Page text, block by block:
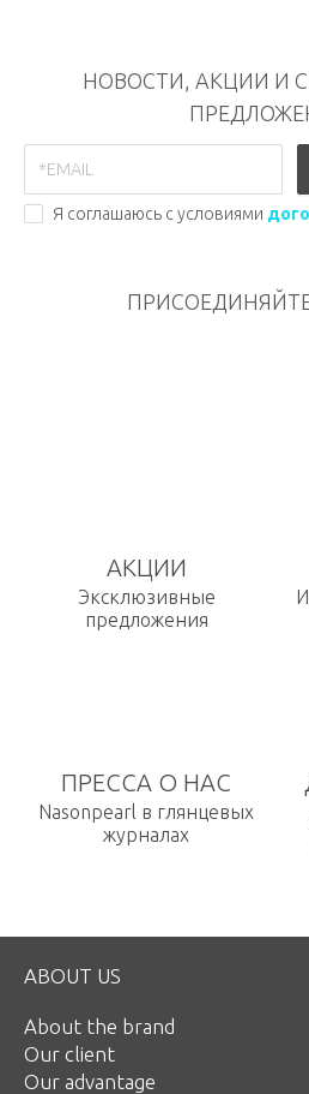
НОВОСТИ, АКЦИИ И
Я соглашаюсь с условиями
АКЦИИ
Эксклюзивные
предложения
ПРЕССА О НАС
Nasonpearl в глянцевых
журналах
ABOUT US
About the brand
Our client
Our advantage